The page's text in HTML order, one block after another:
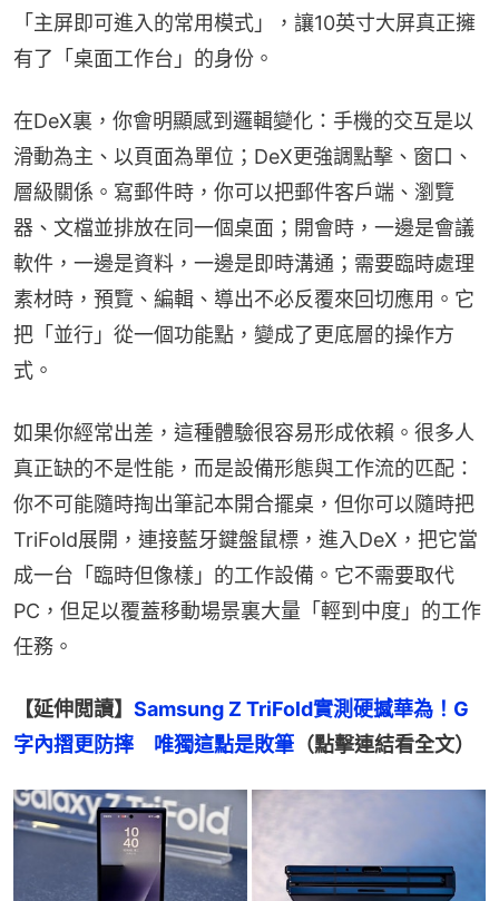
「主屏即可進入的常用模式」，讓10英寸大屏真正擁
有了「桌面工作台」的身份。
在DeX裏，你會明顯感到邏輯變化：手機的交互是以
滑動為主、以頁面為單位；DeX更強調點擊、窗口、
層級關係。寫郵件時，你可以把郵件客戶端、瀏覽
器、文檔並排放在同一個桌面；開會時，一邊是會議
軟件，一邊是資料，一邊是即時溝通；需要臨時處理
素材時，預覽、編輯、導出不必反覆來回切應用。它
把「並行」從一個功能點，變成了更底層的操作方
式。
如果你經常出差，這種體驗很容易形成依賴。很多人
真正缺的不是性能，而是設備形態與工作流的匹配：
你不可能隨時掏出筆記本開合擺桌，但你可以隨時把
TriFold展開，連接藍牙鍵盤鼠標，進入DeX，把它當
成一台「臨時但像樣」的工作設備。它不需要取代
PC，但足以覆蓋移動場景裏大量「輕到中度」的工作
任務。
【延伸閲讀】 Samsung Z TriFold實測硬撼華為！G
字內摺更防摔　唯獨這點是敗筆 （點擊連結看全文）